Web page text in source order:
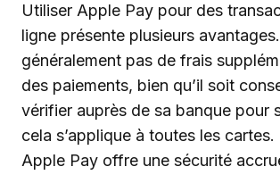
Utiliser Apple Pay pour des
ligne présente plusieurs avantages.
généralement pas de frais
des paiements, bien qu’il soit
vérifier auprès de sa banque pour
cela s’applique à toutes les cartes.
Apple Pay offre une sécurité